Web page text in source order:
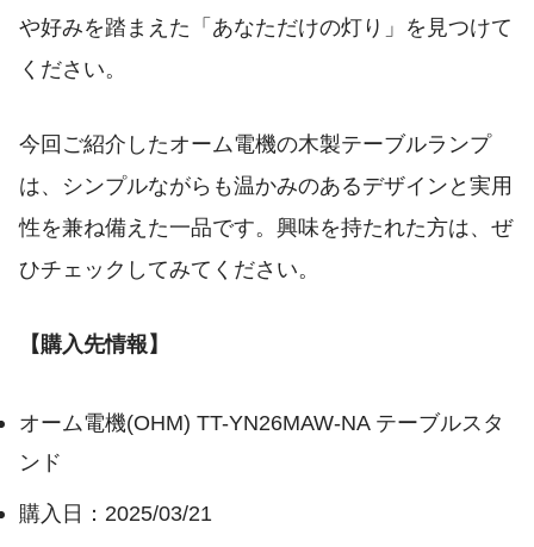
や好みを踏まえた「あなただけの灯り」を見つけて
ください。
今回ご紹介したオーム電機の木製テーブルランプ
は、シンプルながらも温かみのあるデザインと実用
性を兼ね備えた一品です。興味を持たれた方は、ぜ
ひチェックしてみてください。
【購入先情報】
オーム電機(OHM) TT-YN26MAW-NA テーブルスタ
ンド
購入日：2025/03/21